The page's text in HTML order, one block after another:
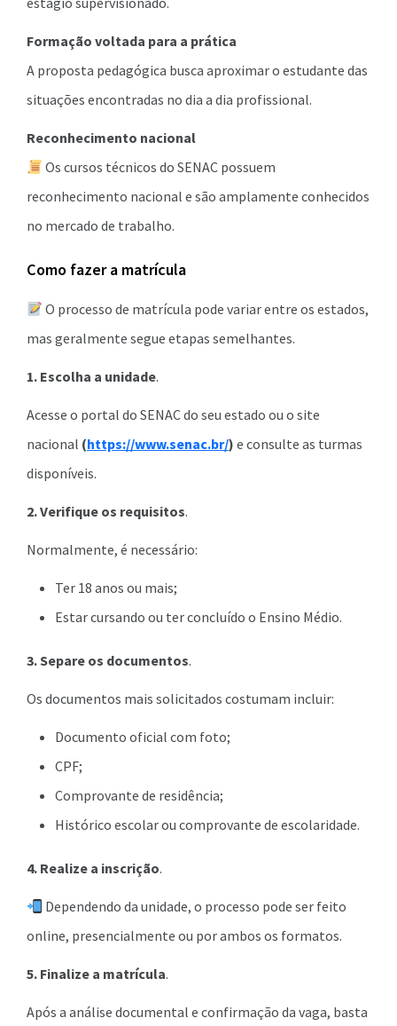
Formação voltada para a prática
A proposta pedagógica busca aproximar o estudante das
situações encontradas no dia a dia profissional.
Reconhecimento nacional
Os cursos técnicos do SENAC possuem
reconhecimento nacional e são amplamente conhecidos
no mercado de trabalho.
Como fazer a matrícula
O processo de matrícula pode variar entre os estados,
mas geralmente segue etapas semelhantes.
1. Escolha a unidade.
Acesse o portal do SENAC do seu estado ou o site
nacional (https://www.senac.br/) e consulte as turmas
disponíveis.
2. Verifique os requisitos.
Normalmente, é necessário:
Ter 18 anos ou mais;
Estar cursando ou ter concluído o Ensino Médio.
3. Separe os documentos.
Os documentos mais solicitados costumam incluir:
Documento oficial com foto;
CPF;
Comprovante de residência;
Histórico escolar ou comprovante de escolaridade.
4. Realize a inscrição.
Dependendo da unidade, o processo pode ser feito
online, presencialmente ou por ambos os formatos.
5. Finalize a matrícula.
Após a análise documental e confirmação da vaga, basta